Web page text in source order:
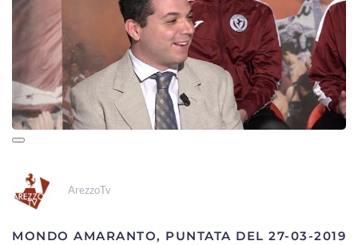
ArezzoTv
MONDO AMARANTO, PUNTATA DEL 27-03-2019